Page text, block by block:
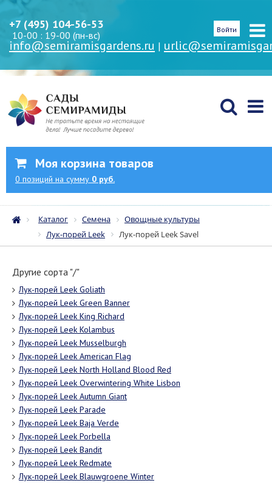
+7 (495) 104-56-53
10-00 : 19-00 (пн-вс)
info@semiramisgardens.ru |
Войти
Моя корзина товаров
0 позиций на сумму 0 руб.
Каталог Семена
Овощные культуры
Лук-порей Leek
Лук-порей Leek Savel
Другие сорта "/"
Лук-порей Leek Goliath
Лук-порей Leek Green Banner
Лук-порей Leek King Richard
Лук-порей Leek Kolambus
Лук-порей Leek Musselburgh
Лук-порей Leek American Flag
Лук-порей Leek North Holland Blood Red
Лук-порей Leek Overwintering White Lisbon
Лук-порей Leek Autumn Giant
Лук-порей Leek Parade
Лук-порей Leek Baja Verde
Лук-порей Leek Porbella
Лук-порей Leek Bandit
Лук-порей Leek Redmate
Лук-порей Leek Blauwgroene Winter